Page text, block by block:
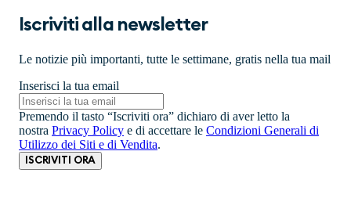
Iscriviti alla newsletter
Le notizie più importanti, tutte le settimane, gratis nella tua mail
Inserisci la tua email
Premendo il tasto “Iscriviti ora” dichiaro di aver letto la
nostra Privacy Policy e di accettare le Condizioni Generali di
Utilizzo dei Siti e di Vendita.
ISCRIVITI ORA